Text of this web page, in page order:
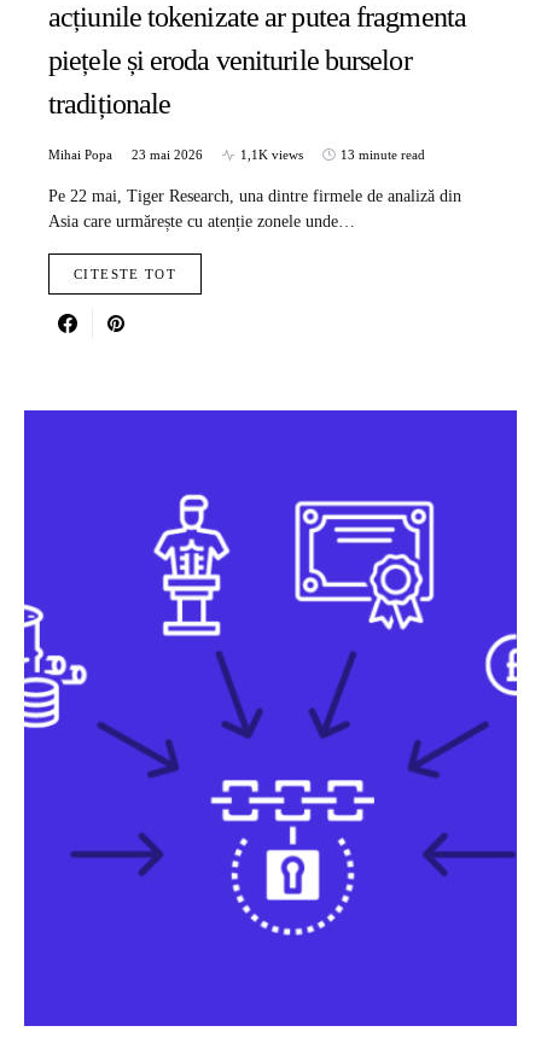
acțiunile tokenizate ar putea fragmenta
piețele și eroda veniturile burselor
tradiționale
Mihai Popa 23 mai 2026 1,1K views 13 minute read
Pe 22 mai, Tiger Research, una dintre firmele de analiză din
Asia care urmărește cu atenție zonele unde…
CITESTE TOT